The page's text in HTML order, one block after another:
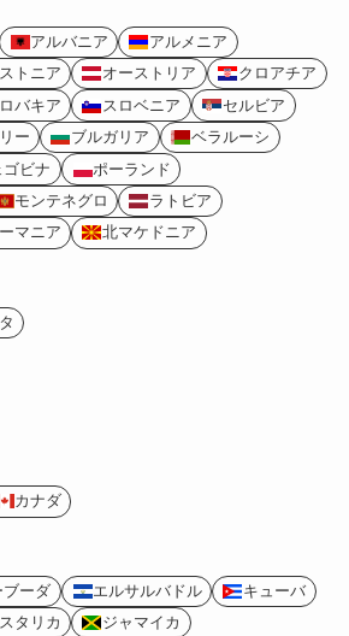
アルバニア
アルメニア
トニア オーストリア
クロアチア
バキア スロベニア
セルビア
ー ブルガリア
ベラルーシ
ビナ
ポーランド
モンテネグロ
ラトビア
マニア 北マケドニア
カナダ
ブーダ エルサルバドル
キューバ
タリカ
ジャマイカ